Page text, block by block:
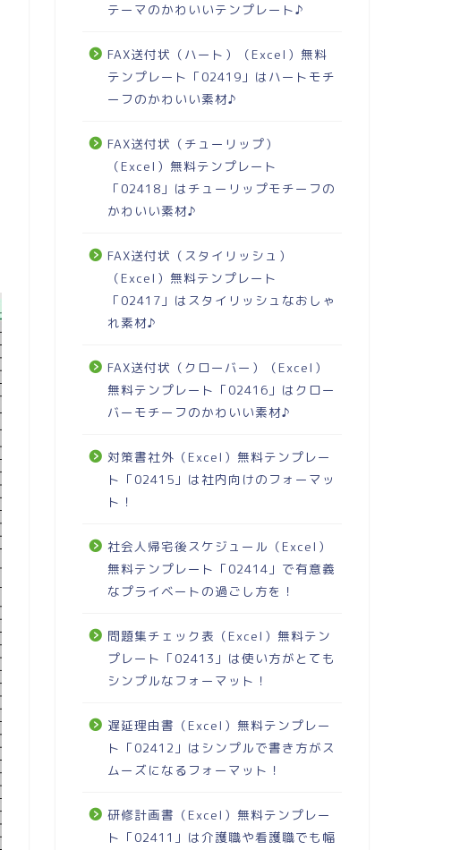
テーマのかわいいテンプレート♪
FAX送付状（ハート）（Excel）無料
テンプレート「02419」はハートモチ
ーフのかわいい素材♪
FAX送付状（チューリップ）
（Excel）無料テンプレート
「02418」はチューリップモチーフの
かわいい素材♪
FAX送付状（スタイリッシュ）
（Excel）無料テンプレート
「02417」はスタイリッシュなおしゃ
れ素材♪
FAX送付状（クローバー）（Excel）
無料テンプレート「02416」はクロー
バーモチーフのかわいい素材♪
対策書社外（Excel）無料テンプレー
ト「02415」は社内向けのフォーマッ
ト！
社会人帰宅後スケジュール（Excel）
無料テンプレート「02414」で有意義
なプライベートの過ごし方を！
問題集チェック表（Excel）無料テン
プレート「02413」は使い方がとても
シンプルなフォーマット！
遅延理由書（Excel）無料テンプレー
ト「02412」はシンプルで書き方がス
ムーズになるフォーマット！
研修計画書（Excel）無料テンプレー
ト「02411」は介護職や看護職でも幅